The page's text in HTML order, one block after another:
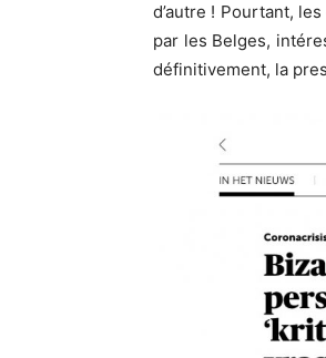
d’autre ! Pourtant,
par les Belges,
définitivement, la